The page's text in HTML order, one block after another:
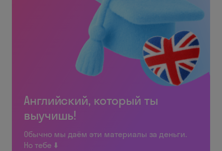
Английский, который ты
выучишь!
Обычно мы даём эти материалы за деньги.
Но тебе ⬇️